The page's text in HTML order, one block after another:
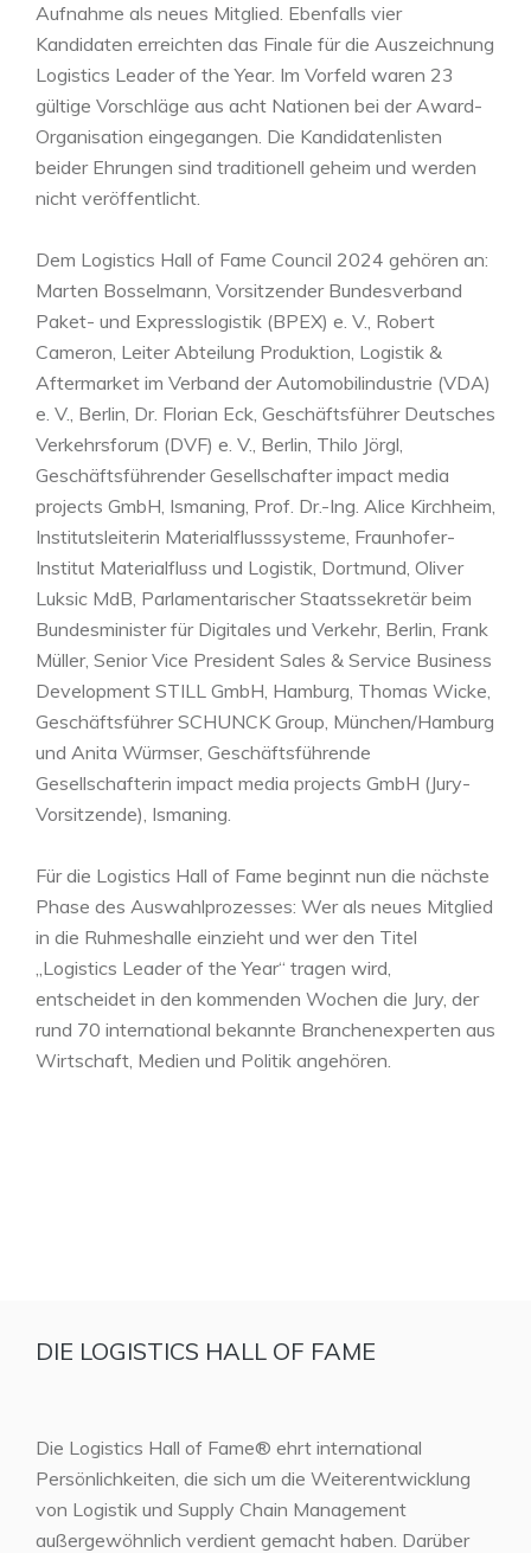
Aufnahme als neues Mitglied. Ebenfalls vier
Kandidaten erreichten das Finale für die Auszeichnung
Logistics Leader of the Year. Im Vorfeld waren 23
gültige Vorschläge aus acht Nationen bei der Award-
Organisation eingegangen. Die Kandidatenlisten
beider Ehrungen sind traditionell geheim und werden
nicht veröffentlicht.
Dem Logistics Hall of Fame Council 2024 gehören an:
Marten Bosselmann, Vorsitzender Bundesverband
Paket- und Expresslogistik (BPEX) e. V., Robert
Cameron, Leiter Abteilung Produktion, Logistik &
Aftermarket im Verband der Automobilindustrie (VDA)
e. V., Berlin, Dr. Florian Eck, Geschäftsführer Deutsches
Verkehrsforum (DVF) e. V., Berlin, Thilo Jörgl,
Geschäftsführender Gesellschafter impact media
projects GmbH, Ismaning, Prof. Dr.-Ing. Alice Kirchheim,
Institutsleiterin Materialflusssysteme, Fraunhofer-
Institut Materialfluss und Logistik, Dortmund, Oliver
Luksic MdB, Parlamentarischer Staatssekretär beim
Bundesminister für Digitales und Verkehr, Berlin, Frank
Müller, Senior Vice President Sales & Service Business
Development STILL GmbH, Hamburg, Thomas Wicke,
Geschäftsführer SCHUNCK Group, München/Hamburg
und Anita Würmser, Geschäftsführende
Gesellschafterin impact media projects GmbH (Jury-
Vorsitzende), Ismaning.
Für die Logistics Hall of Fame beginnt nun die nächste
Phase des Auswahlprozesses: Wer als neues Mitglied
in die Ruhmeshalle einzieht und wer den Titel
„Logistics Leader of the Year“ tragen wird,
entscheidet in den kommenden Wochen die Jury, der
rund 70 international bekannte Branchenexperten aus
Wirtschaft, Medien und Politik angehören.
DIE LOGISTICS HALL OF FAME
Die Logistics Hall of Fame® ehrt international
Persönlichkeiten, die sich um die Weiterentwicklung
von Logistik und Supply Chain Management
außergewöhnlich verdient gemacht haben. Darüber